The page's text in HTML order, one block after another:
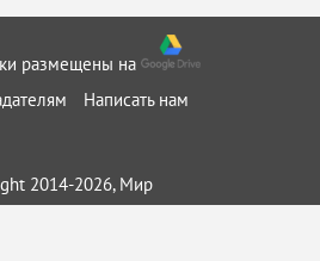
размещены на
Написать нам
2014-2026, Мир
моделирования ::